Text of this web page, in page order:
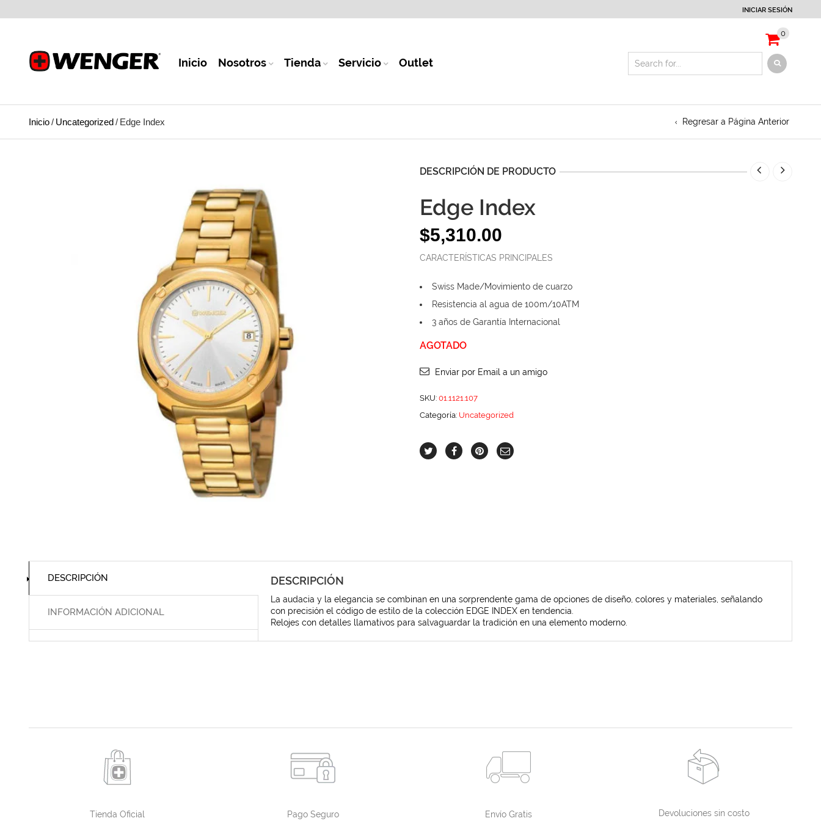
INICIAR SESIÓN
Inicio Nosotros Tienda Servicio Outlet
0
Inicio/ Uncategorized/ Edge Index Regresar a Página Anterior
DESCRIPCIÓN DE PRODUCTO
Edge Index
$5,310.00
CARACTERÍSTICAS PRINCIPALES
Swiss Made/Movimiento de cuarzo
Resistencia al agua de 100m/10ATM
3 años de Garantía Internacional
AGOTADO
Enviar por Email a un amigo
SKU: 01.1121.107
Categoría: Uncategorized
DESCRIPCIÓN
INFORMACIÓN ADICIONAL
DESCRIPCIÓN
La audacia y la elegancia se combinan en una sorprendente gama de opciones de diseño, colores y materiales, señalando
con precisión el código de estilo de la colección EDGE INDEX en tendencia.
Relojes con detalles llamativos para salvaguardar la tradición en una elemento moderno.
Tienda Oficial Pago Seguro Envío Gratis Devoluciones sin costo